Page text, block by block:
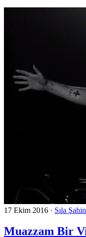
17 Ekim 2016 · Sıla
Muazzam Bir